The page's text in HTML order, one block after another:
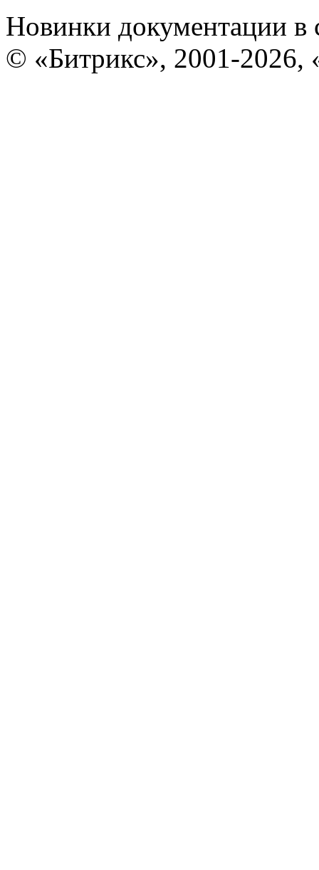
Новинки документации в
© «Битрикс», 2001-2026,